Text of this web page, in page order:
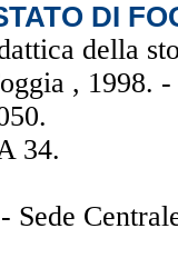
DI
della
, 1998. -
34.
Sede